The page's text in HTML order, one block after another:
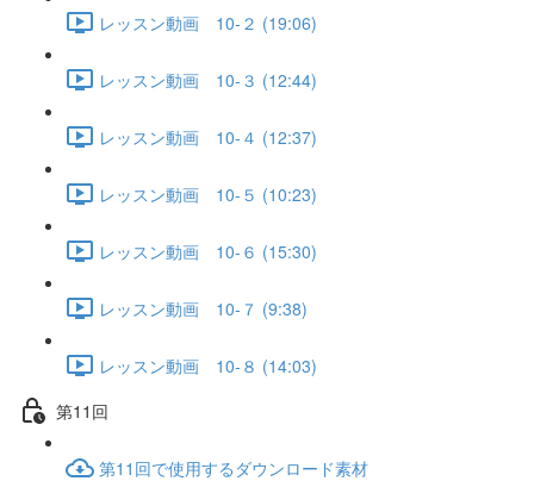
レッスン動画 10-２ (19:06)
レッスン動画 10-３ (12:44)
レッスン動画 10-４ (12:37)
レッスン動画 10-５ (10:23)
レッスン動画 10-６ (15:30)
レッスン動画 10-７ (9:38)
レッスン動画 10-８ (14:03)
第11回
第11回で使用するダウンロード素材